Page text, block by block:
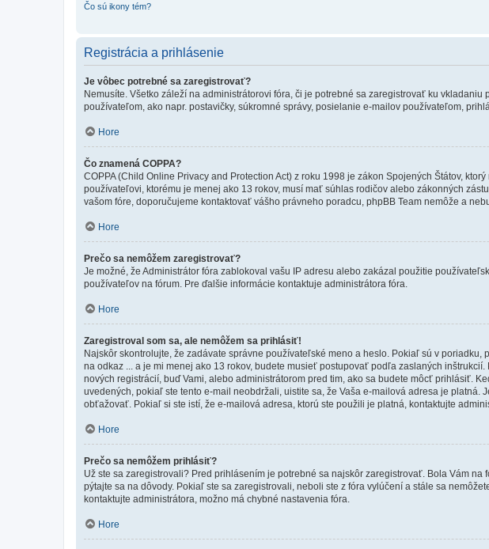
Čo sú ikony tém?
Registrácia a prihlásenie
Je vôbec potrebné sa zaregistrovať?
Nemusíte. Všetko záleží na administrátorovi fóra, či je potrebné sa zaregistrovať ku
používateľom, ako napr. postavičky, súkromné správy, posielanie e-mailov používateľom,
Hore
Čo znamená COPPA?
COPPA (Child Online Privacy and Protection Act) z roku 1998 je zákon Spojených Štátov,
používateľovi, ktorému je menej ako 13 rokov, musí mať súhlas rodičov alebo zákonných
vašom fóre, doporučujeme kontaktovať vášho právneho poradcu, phpBB Team nemôže a
Hore
Prečo sa nemôžem zaregistrovať?
Je možné, že Administrátor fóra zablokoval vašu IP adresu alebo zakázal použitie
používateľov na fórum. Pre ďalšie informácie kontaktuje administrátora fóra.
Hore
Zaregistroval som sa, ale nemôžem sa prihlásiť!
Najskôr skontrolujte, že zadávate správne používateľské meno a heslo. Pokiaľ sú v
na odkaz ... a je mi menej ako 13 rokov, budete musieť postupovať podľa zaslaných
nových registrácií, buď Vami, alebo administrátorom pred tim, ako sa budete môcť prihlásiť.
uvedených, pokiaľ ste tento e-mail neobdržali, uistite sa, že Vaša e-mailová adresa je
obťažovať. Pokiaľ si ste istí, že e-mailová adresa, ktorú ste použili je platná, kontaktujte
Hore
Prečo sa nemôžem prihlásiť?
Už ste sa zaregistrovali? Pred prihlásením je potrebné sa najskôr zaregistrovať. Bola Vám
pýtajte sa na dôvody. Pokiaľ ste sa zaregistrovali, neboli ste z fóra vylúčení a stále sa
kontaktujte administrátora, možno má chybné nastavenia fóra.
Hore